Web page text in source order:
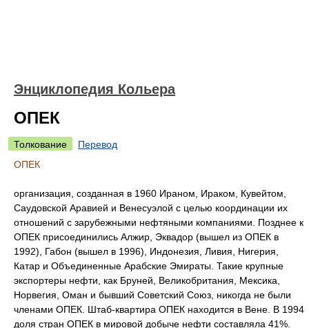
Энциклопедия Кольера
ОПЕК
Толкование
Перевод
ОПЕК
организация, созданная в 1960 Ираном, Ираком, Кувейтом,
Саудовской Аравией и Венесуэлой с целью координации их
отношений с зарубежными нефтяными компаниями. Позднее к
ОПЕК присоединились Алжир, Эквадор (вышел из ОПЕК в
1992), Габон (вышел в 1996), Индонезия, Ливия, Нигерия,
Катар и Объединенные Арабские Эмираты. Такие крупные
экспортеры нефти, как Бруней, Великобритания, Мексика,
Норвегия, Оман и бывший Советский Союз, никогда не были
членами ОПЕК. Штаб-квартира ОПЕК находится в Вене. В 1994
доля стран ОПЕК в мировой добыче нефти составляла 41%.